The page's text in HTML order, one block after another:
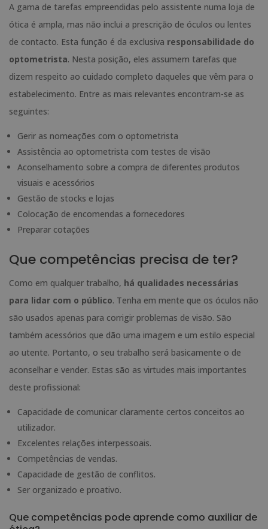
A gama de tarefas empreendidas pelo assistente numa loja de
ótica é ampla, mas não inclui a prescrição de óculos ou lentes
de contacto. Esta função é da exclusiva responsabilidade do
optometrista. Nesta posição, eles assumem tarefas que
dizem respeito ao cuidado completo daqueles que vêm para o
estabelecimento. Entre as mais relevantes encontram-se as
seguintes:
Gerir as nomeações com o optometrista
Assistência ao optometrista com testes de visão
Aconselhamento sobre a compra de diferentes produtos
visuais e acessórios
Gestão de stocks e lojas
Colocação de encomendas a fornecedores
Preparar cotações
Que competências precisa de ter?
Como em qualquer trabalho, há qualidades necessárias
para lidar com o público. Tenha em mente que os óculos não
são usados apenas para corrigir problemas de visão. São
também acessórios que dão uma imagem e um estilo especial
ao utente. Portanto, o seu trabalho será basicamente o de
aconselhar e vender. Estas são as virtudes mais importantes
deste profissional:
Capacidade de comunicar claramente certos conceitos ao
utilizador.
Excelentes relações interpessoais.
Competências de vendas.
Capacidade de gestão de conflitos.
Ser organizado e proativo.
Que competências pode aprende como auxiliar de